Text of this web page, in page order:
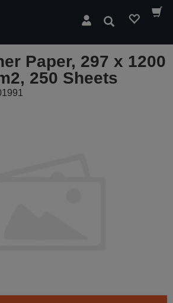
Hledat
Paper, 297 x 1200
250 Sheets